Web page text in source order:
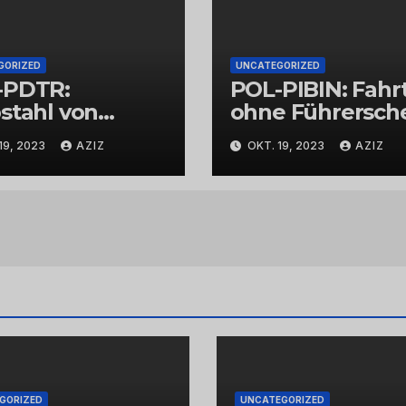
von
2023 AZIZ
UNCATEGORIZED
POL-PIBIN:
ohne
und unter
von Drogen
OKT. 19, 2023 AZIZ
UNCATEGORIZED